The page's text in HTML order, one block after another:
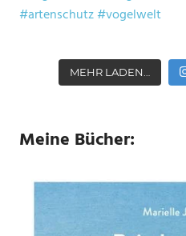
MEHR LADEN…
Meine Bücher: